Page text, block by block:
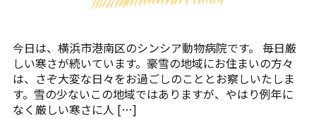
今日は、横浜市港南区のシンシア動物病院です。 毎日厳
しい寒さが続いています。豪雪の地域にお住まいの方々
は、さぞ大変な日々をお過ごしのこととお察しいたしま
す。雪の少ないこの地域ではありますが、やはり例年に
なく厳しい寒さに人 […]